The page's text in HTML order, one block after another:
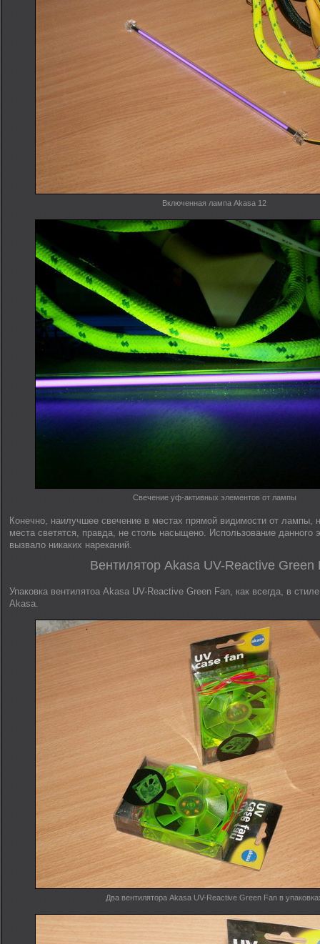
Включенная лампа Akasa 12
Свечение уф-активных элементов от лампы
Конечно, наилучшее свечение в местах прямой видимости от лампы,
места светятся, правда, не столь насыщено. Использование данного
вызвало никаких нареканий.
Вентилятор Akasa UV-Reactive Green
Упаковка вентилятоа Akasa UV-Reactive Green Fan, как всегда, в
Akasa.
Два вентилятора Akasa UV-Reactive Green Fan в